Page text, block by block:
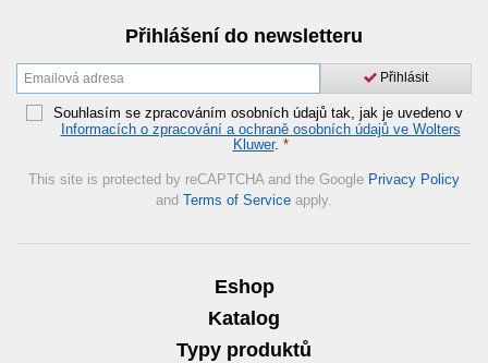
Přihlášení do newsletteru
Přihlásit
Souhlasím se zpracováním osobních údajů tak, jak je uvedeno v
Informacích o zpracování a ochraně osobních údajů ve Wolters
Kluwer. *
This site is protected by reCAPTCHA and the Google Privacy Policy
and Terms of Service apply.
Eshop
Katalog
Typy produktů